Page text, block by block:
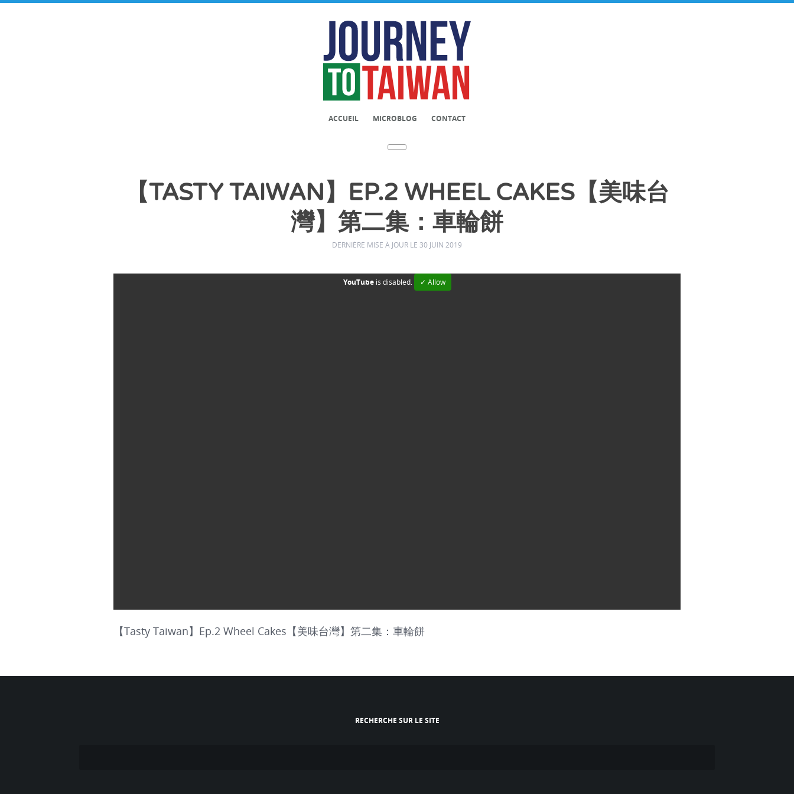
ACCUEIL MICROBLOG CONTACT
【TASTY TAIWAN】EP.2 WHEEL CAKES【美味台
灣】第二集：車輪餅
DERNIÈRE MISE À JOUR LE 30 JUIN 2019
YouTubeis disabled. ✓ Allow
【Tasty Taiwan】Ep.2 Wheel Cakes【美味台灣】第二集：車輪餅
RECHERCHE SUR LE SITE